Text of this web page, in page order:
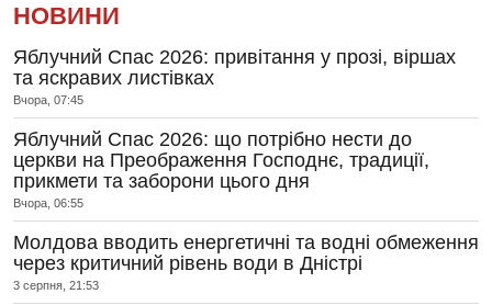
НОВИНИ
Яблучний Спас 2026: привітання у прозі, віршах
та яскравих листівках
Вчора, 07:45
Яблучний Спас 2026: що потрібно нести до
церкви на Преображення Господнє, традиції,
прикмети та заборони цього дня
Вчора, 06:55
Молдова вводить енергетичні та водні обмеження
через критичний рівень води в Дністрі
3 серпня, 21:53